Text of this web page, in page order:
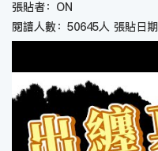
張貼者：ON
閱讀人數：50645人 張貼日